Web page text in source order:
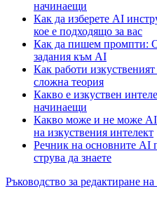
начинаещи
Как да изберете AI
кое е подходящо за вас
Как да пишем промпти:
задания към AI
Как работи
сложна теория
Какво е изкуствен
начинаещи
Какво може и не може
на изкуствения интелект
Речник на основните AI
струва да знаете
Ръководство за редактиране